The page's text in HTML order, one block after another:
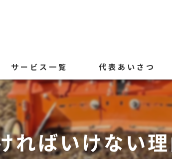
サービス一覧 代表あいさつ
ればいけない理